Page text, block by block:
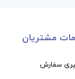
مشتریان
سفارش